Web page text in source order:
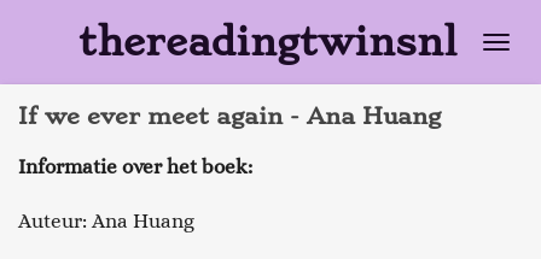
naar
de
hoofdinhoud
thereadingtwinsnl
If we ever meet again - Ana Huang
Informatie over het boek:
Auteur: Ana Huang